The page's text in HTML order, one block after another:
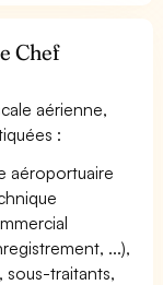
Chef
aérienne,
:
aéroportuaire
...),
sous-traitants,